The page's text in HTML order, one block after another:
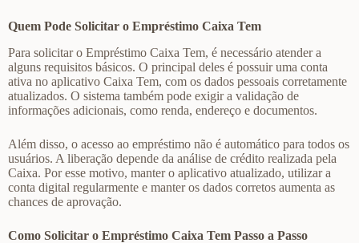
Quem Pode Solicitar o Empréstimo Caixa Tem
Para solicitar o Empréstimo Caixa Tem, é necessário atender a
alguns requisitos básicos. O principal deles é possuir uma conta
ativa no aplicativo Caixa Tem, com os dados pessoais corretamente
atualizados. O sistema também pode exigir a validação de
informações adicionais, como renda, endereço e documentos.
Além disso, o acesso ao empréstimo não é automático para todos os
usuários. A liberação depende da análise de crédito realizada pela
Caixa. Por esse motivo, manter o aplicativo atualizado, utilizar a
conta digital regularmente e manter os dados corretos aumenta as
chances de aprovação.
Como Solicitar o Empréstimo Caixa Tem Passo a Passo